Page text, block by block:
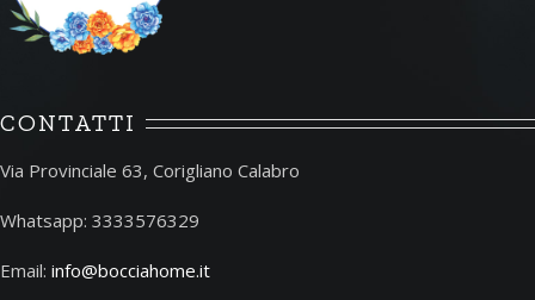
CONTATTI
Via Provinciale 63, Corigliano Calabro
Whatsapp: 3333576329
Email: info@bocciahome.it